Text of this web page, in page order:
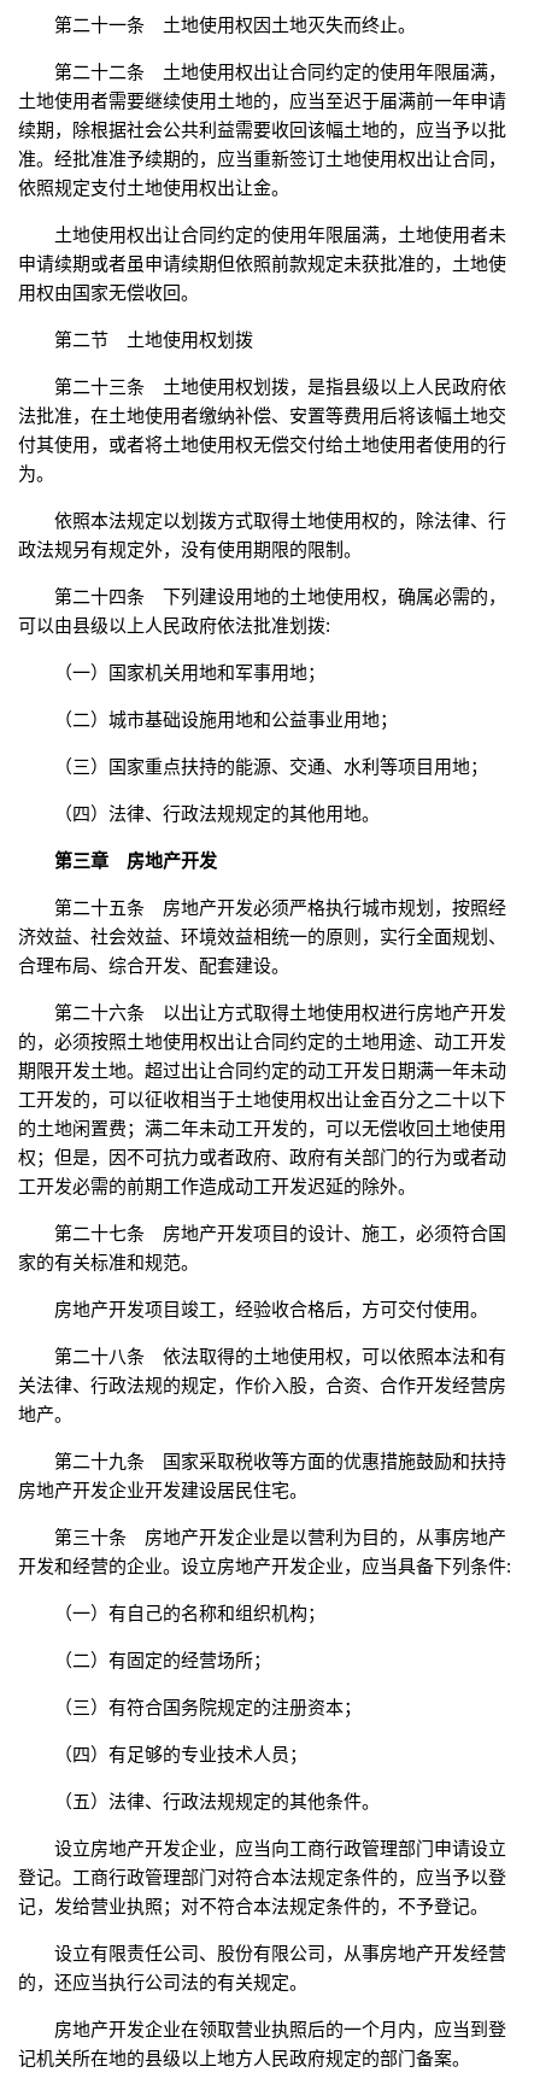
第二十一条 土地使用权因土地灭失而终止。
第二十二条 土地使用权出让合同约定的使用年限届满，
土地使用者需要继续使用土地的，应当至迟于届满前一年申请
续期，除根据社会公共利益需要收回该幅土地的，应当予以批
准。经批准准予续期的，应当重新签订土地使用权出让合同，
依照规定支付土地使用权出让金。
土地使用权出让合同约定的使用年限届满，土地使用者未
申请续期或者虽申请续期但依照前款规定未获批准的，土地使
用权由国家无偿收回。
第二节 土地使用权划拨
第二十三条 土地使用权划拨，是指县级以上人民政府依
法批准，在土地使用者缴纳补偿、安置等费用后将该幅土地交
付其使用，或者将土地使用权无偿交付给土地使用者使用的行
为。
依照本法规定以划拨方式取得土地使用权的，除法律、行
政法规另有规定外，没有使用期限的限制。
第二十四条 下列建设用地的土地使用权，确属必需的，
可以由县级以上人民政府依法批准划拨:
（一）国家机关用地和军事用地；
（二）城市基础设施用地和公益事业用地；
（三）国家重点扶持的能源、交通、水利等项目用地；
（四）法律、行政法规规定的其他用地。
第三章 房地产开发
第二十五条 房地产开发必须严格执行城市规划，按照经
济效益、社会效益、环境效益相统一的原则，实行全面规划、
合理布局、综合开发、配套建设。
第二十六条 以出让方式取得土地使用权进行房地产开发
的，必须按照土地使用权出让合同约定的土地用途、动工开发
期限开发土地。超过出让合同约定的动工开发日期满一年未动
工开发的，可以征收相当于土地使用权出让金百分之二十以下
的土地闲置费；满二年未动工开发的，可以无偿收回土地使用
权；但是，因不可抗力或者政府、政府有关部门的行为或者动
工开发必需的前期工作造成动工开发迟延的除外。
第二十七条 房地产开发项目的设计、施工，必须符合国
家的有关标准和规范。
房地产开发项目竣工，经验收合格后，方可交付使用。
第二十八条 依法取得的土地使用权，可以依照本法和有
关法律、行政法规的规定，作价入股，合资、合作开发经营房
地产。
第二十九条 国家采取税收等方面的优惠措施鼓励和扶持
房地产开发企业开发建设居民住宅。
第三十条 房地产开发企业是以营利为目的，从事房地产
开发和经营的企业。设立房地产开发企业，应当具备下列条件:
（一）有自己的名称和组织机构；
（二）有固定的经营场所；
（三）有符合国务院规定的注册资本；
（四）有足够的专业技术人员；
（五）法律、行政法规规定的其他条件。
设立房地产开发企业，应当向工商行政管理部门申请设立
登记。工商行政管理部门对符合本法规定条件的，应当予以登
记，发给营业执照；对不符合本法规定条件的，不予登记。
设立有限责任公司、股份有限公司，从事房地产开发经营
的，还应当执行公司法的有关规定。
房地产开发企业在领取营业执照后的一个月内，应当到登
记机关所在地的县级以上地方人民政府规定的部门备案。